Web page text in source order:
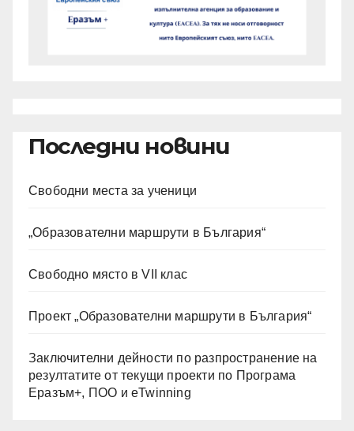
Последни новини
Свободни места за ученици
„Образователни маршрути в България“
Свободно място в VII клас
Проект „Образователни маршрути в България“
Заключителни дейности по разпространение на
резултатите от текущи проекти по Програма
Еразъм+, ПОО и eTwinning